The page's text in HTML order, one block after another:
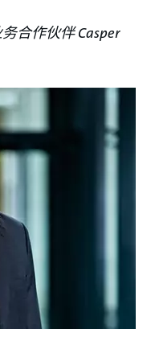
合作伙伴 Casper